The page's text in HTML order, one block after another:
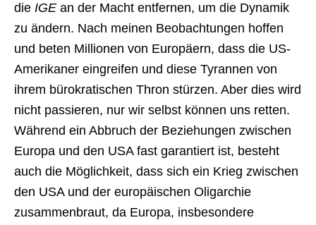
die IGE an der Macht entfernen, um die Dynamik
zu ändern. Nach meinen Beobachtungen hoffen
und beten Millionen von Europäern, dass die US-
Amerikaner eingreifen und diese Tyrannen von
ihrem bürokratischen Thron stürzen. Aber dies wird
nicht passieren, nur wir selbst können uns retten.
Während ein Abbruch der Beziehungen zwischen
Europa und den USA fast garantiert ist, besteht
auch die Möglichkeit, dass sich ein Krieg zwischen
den USA und der europäischen Oligarchie
zusammenbraut, da Europa, insbesondere